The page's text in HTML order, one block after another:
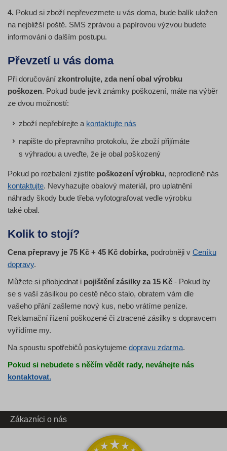
4. Pokud si zboží nepřevezmete u vás doma, bude balík uložen
na nejbližší poště. SMS zprávou a papírovou výzvou budete
informováni o dalším postupu.
Převzetí u vás doma
Při doručování zkontrolujte, zda není obal výrobku
poškozen. Pokud bude jevit známky poškození, máte na výběr
ze dvou možností:
zboží nepřebírejte a kontaktujte nás
napište do přepravního protokolu, že zboží přijímáte
s výhradou a uveďte, že je obal poškozený
Pokud po rozbalení zjistíte poškození výrobku, neprodleně nás
kontaktujte. Nevyhazujte obalový materiál, pro uplatnění
náhrady škody bude třeba vyfotografovat vedle výrobku
také obal.
Kolik to stojí?
Cena přepravy je 75 Kč + 45 Kč dobírka, podrobněji v Ceníku
dopravy.
Můžete si přiobjednat i pojištění zásilky za 15 Kč - Pokud by
se s vaší zásilkou po cestě něco stalo, obratem vám dle
vašeho přání zašleme nový kus, nebo vrátíme peníze.
Reklamační řízení poškozené či ztracené zásilky s dopravcem
vyřídíme my.
Na spoustu spotřebičů poskytujeme dopravu zdarma.
Pokud si nebudete s něčím vědět rady, neváhejte nás
kontaktovat.
Zákazníci o nás